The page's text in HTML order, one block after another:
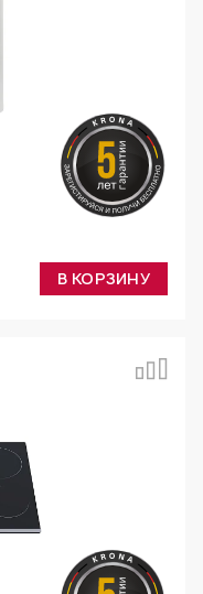
В КОРЗИНУ